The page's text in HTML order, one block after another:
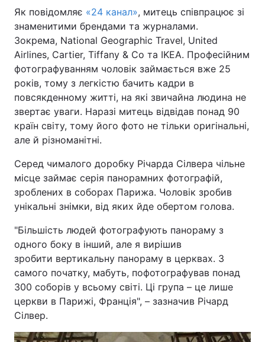
Як повідомляє «24 канал», митець співпрацює зі
знаменитими брендами та журналами.
Зокрема, National Geographic Travel, United
Airlines, Cartier, Tiffany & Co та IKEA. Професійним
фотографуванням чоловік займається вже 25
років, тому з легкістю бачить кадри в
повсякденному житті, на які звичайна людина не
звертає уваги. Наразі митець відвідав понад 90
країн світу, тому його фото не тільки оригінальні,
але й різноманітні.
Серед чималого доробку Річарда Сілвера чільне
місце займає серія панорамних фотографій,
зроблених в соборах Парижа. Чоловік зробив
унікальні знімки, від яких йде обертом голова.
"Більшість людей фотографують панораму з
одного боку в інший, але я вирішив
зробити вертикальну панораму в церквах. З
самого початку, мабуть, пофотографував понад
300 соборів у всьому світі. Ці група – це лише
церкви в Парижі, Франція", – зазначив Річард
Сілвер.